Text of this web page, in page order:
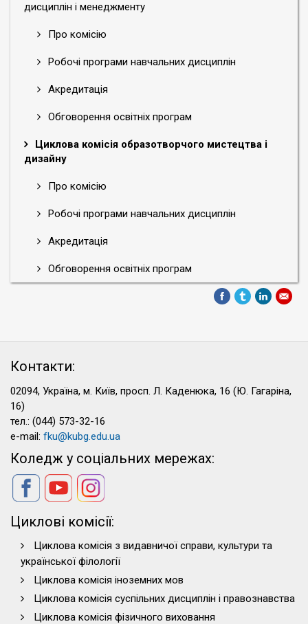
дисциплін і менеджменту
Про комісію
Робочі програми навчальних дисциплін
Акредитація
Обговорення освітніх програм
Циклова комісія образотворчого мистецтва і
дизайну
Про комісію
Робочі програми навчальних дисциплін
Акредитація
Обговорення освітніх програм
Контакти:
02094, Україна, м. Київ, просп. Л. Каденюка, 16 (Ю. Гагаріна,
16)
тел.: (044) 573-32-16
e-mail: fku@kubg.edu.ua
Коледж у соціальних мережах:
Циклові комісії:
Циклова комісія з видавничої справи, культури та
української філології
Циклова комісія іноземних мов
Циклова комісія суспільних дисциплін і правознавства
Циклова комісія фізичного виховання